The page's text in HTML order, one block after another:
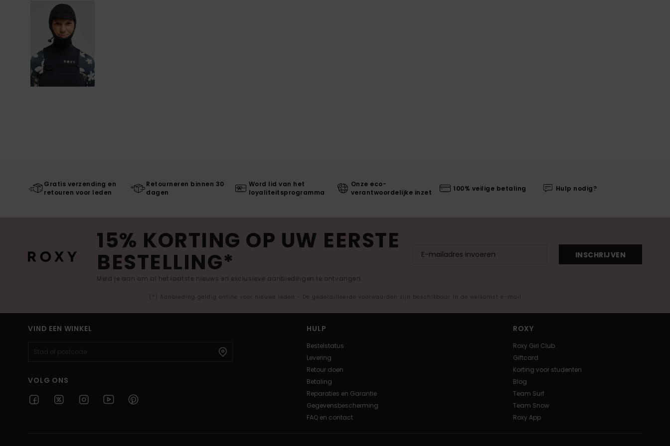
Gratis verzending en
retouren voor leden
Retourneren binnen 30
dagen
Word lid van het
loyaliteitsprogramma
Onze eco-
verantwoordelijke inzet
100% veilige betaling Hulp nodig?
15% KORTING OP UW EERSTE
BESTELLING*
Meld je aan om al het laatste nieuws en exclusieve aanbiedingen te ontvangen.
INSCHRIJVEN
(*) Aanbieding geldig online voor nieuwe leden - De gedetailleerde voorwaarden zijn beschikbaar in de welkomst e-mail
VIND EEN WINKEL
VOLG ONS
HULP
Bestelstatus
Levering
Retour doen
Betaling
Reparaties en Garantie
Gegevensbescherming
FAQ en contact
ROXY
Roxy Girl Club
Giftcard
Korting voor studenten
Blog
Team Surf
Team Snow
Roxy App